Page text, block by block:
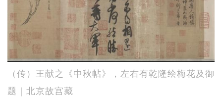
（传）王献之《中秋帖》，左右有乾隆绘梅花及御
题｜北京故宫藏